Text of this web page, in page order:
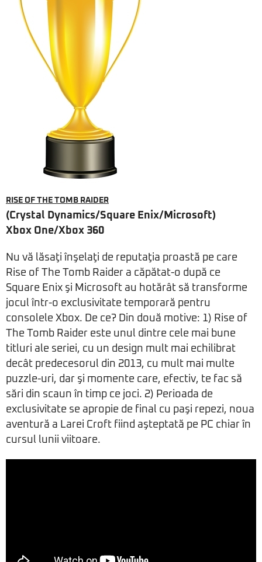
RISE OF THE TOMB RAIDER
(Crystal Dynamics/Square Enix/Microsoft)
Xbox One/Xbox 360
Nu vă lăsaţi înşelaţi de reputaţia proastă pe care
Rise of The Tomb Raider a căpătat-o după ce
Square Enix şi Microsoft au hotărât să transforme
jocul într-o exclusivitate temporară pentru
consolele Xbox. De ce? Din două motive: 1) Rise of
The Tomb Raider este unul dintre cele mai bune
titluri ale seriei, cu un design mult mai echilibrat
decât predecesorul din 2013, cu mult mai multe
puzzle-uri, dar şi momente care, efectiv, te fac să
sări din scaun în timp ce joci. 2) Perioada de
exclusivitate se apropie de final cu paşi repezi, noua
aventură a Larei Croft fiind aşteptată pe PC chiar în
cursul lunii viitoare.